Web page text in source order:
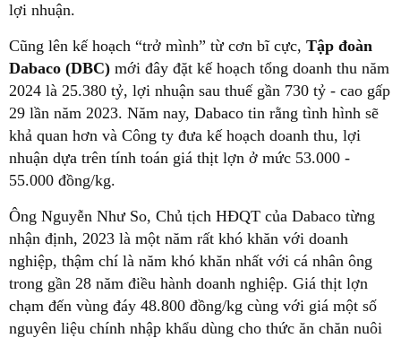
lợi nhuận.
Cũng lên kế hoạch “trở mình” từ cơn bĩ cực, Tập đoàn
Dabaco (DBC) mới đây đặt kế hoạch tổng doanh thu năm
2024 là 25.380 tỷ, lợi nhuận sau thuế gần 730 tỷ - cao gấp
29 lần năm 2023. Năm nay, Dabaco tin rằng tình hình sẽ
khả quan hơn và Công ty đưa kế hoạch doanh thu, lợi
nhuận dựa trên tính toán giá thịt lợn ở mức 53.000 -
55.000 đồng/kg.
Ông Nguyễn Như So, Chủ tịch HĐQT của Dabaco từng
nhận định, 2023 là một năm rất khó khăn với doanh
nghiệp, thậm chí là năm khó khăn nhất với cá nhân ông
trong gần 28 năm điều hành doanh nghiệp. Giá thịt lợn
chạm đến vùng đáy 48.800 đồng/kg cùng với giá một số
nguyên liệu chính nhập khẩu dùng cho thức ăn chăn nuôi